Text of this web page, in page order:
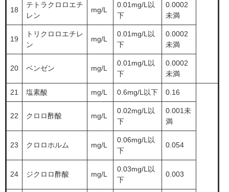
18
テトラクロロエチ
レン
mg/L
0.01mg/L以
下
0.0002
未満
19
トリクロロエチレ
ン
mg/L
0.01mg/L以
下
0.0002
未満
20 ベンゼン mg/L
0.01mg/L以
下
0.0002
未満
21 塩素酸 mg/L 0.6mg/L以下 0.16
22 クロロ酢酸 mg/L
0.02mg/L以
下
0.001未
満
23 クロロホルム mg/L
0.06mg/L以
下
0.054
24 ジクロロ酢酸 mg/L
0.03mg/L以
下
0.003